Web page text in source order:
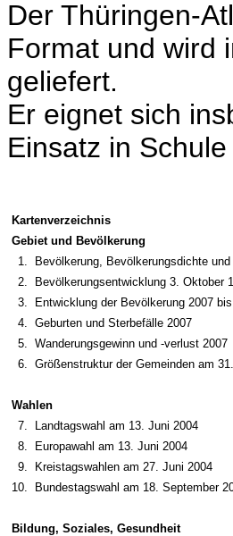
Der Thüringen-
Format und wird
geliefert.
Er eignet sich
Einsatz in
Kartenverzeichnis
Gebiet und Bevölkerung
1.
Bevölkerung, Bevölkerungsdichte
2.
Bevölkerungsentwicklung 3. Oktober
3.
Entwicklung der Bevölkerung 2007
4. Geburten und Sterbefälle 2007
5. Wanderungsgewinn und -verlust 2007
6. Größenstruktur der Gemeinden am
Wahlen
7.
Landtagswahl am 13. Juni 2004
8.
Europawahl am 13. Juni 2004
9.
Kreistagswahlen am 27. Juni 2004
10.
Bundestagswahl am 18. September
Bildung, Soziales, Gesundheit